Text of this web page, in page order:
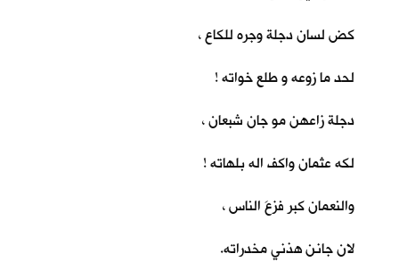
كض لسان دجلة وجره للكاع ،
لحد ما زوعه و طلع خواته !
دجلة زاعهن مو جان شبعان ،
لكه عثمان واكف اله بلهاته !
والنعمان كبر فزعَ الناس ،
لان جانن هذني مخدراته.